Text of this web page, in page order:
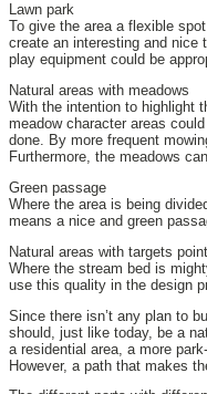
Lawn park
To give the area a flexible
create an interesting and nice
play equipment could be
Natural areas with meadows
With the intention to highlight
meadow character areas
done. By more frequent
Furthermore, the meadows
Green passage
Where the area is being
means a nice and green
Natural areas with targets
Where the stream bed is
use this quality in the design
Since there isn’t any plan to
should, just like today, be a
a residential area, a more
However, a path that makes